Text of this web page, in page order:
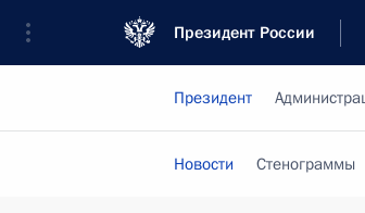
Президент России
Президент
Новости Стенограммы